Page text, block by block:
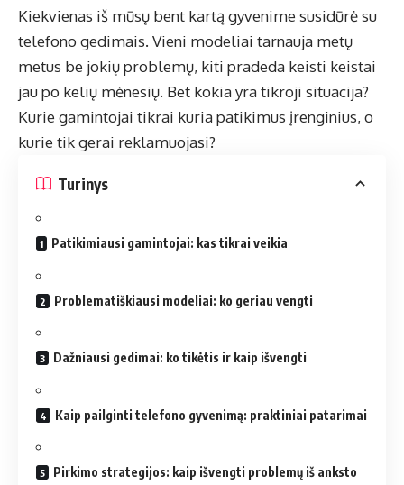
Kiekvienas iš mūsų bent kartą gyvenime susidūrė su
telefono gedimais. Vieni modeliai tarnauja metų
metus be jokių problemų, kiti pradeda keisti keistai
jau po kelių mėnesių. Bet kokia yra tikroji situacija?
Kurie gamintojai tikrai kuria patikimus įrenginius, o
kurie tik gerai reklamuojasi?
Turinys
Patikimiausi gamintojai: kas tikrai veikia
Problematiškiausi modeliai: ko geriau vengti
Dažniausi gedimai: ko tikėtis ir kaip išvengti
Kaip pailginti telefono gyvenimą: praktiniai patarimai
Pirkimo strategijos: kaip išvengti problemų iš anksto